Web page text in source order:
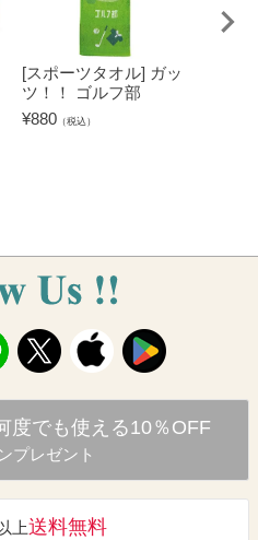
[スポーツタオル] ガッ
ツ！！ ゴルフ部
¥880 （税込）
度でも使える10％OFF
プレゼント
上送料無料